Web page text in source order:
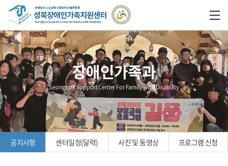
장애인가족과
Seongbuk Support Center For Family with Disability
공지사항 센터일정(달력) 사진 및 동영상 프로그램 신청